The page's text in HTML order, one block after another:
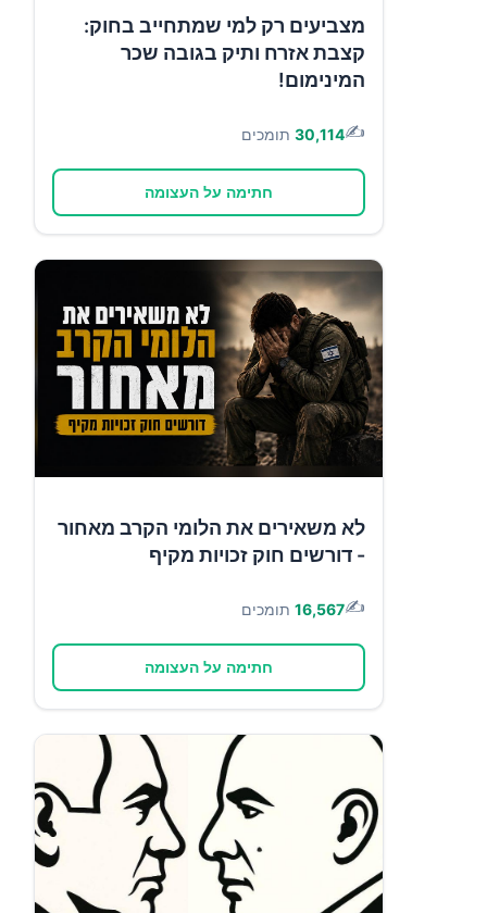
מצביעים רק למי שמתחייב בחוק:
קצבת אזרח ותיק בגובה שכר
המינימום!
✍️
30,114 תומכים
חתימה על העצומה
לא משאירים את הלומי הקרב מאחור
- דורשים חוק זכויות מקיף
✍️
16,567 תומכים
חתימה על העצומה